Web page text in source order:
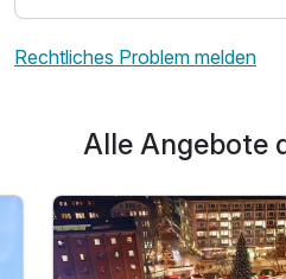
1 Erwachsenen
Rechtliches Problem melden
Alle Angebote